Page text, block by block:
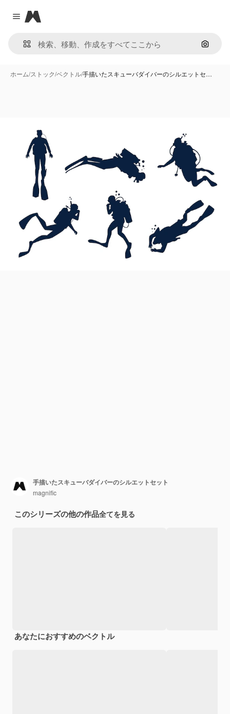
Close menu
Magnific
画像で
ホーム/ストック/ベクトル/手描いたスキューバダイバーのシルエットセ…
手描いたスキューバダイバーのシルエットセット
magnific
このシリーズの他の作品全てを見る
あなたにおすすめのベクトル